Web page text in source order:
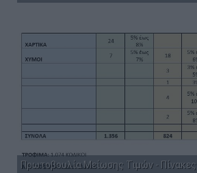
Πρωτοβουλία Μείωσης Τιμών - Πίνακες